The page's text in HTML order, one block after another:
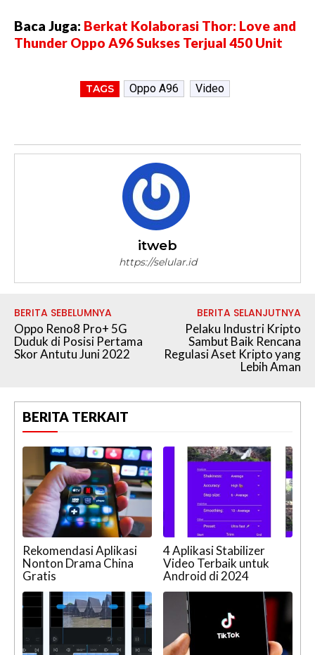
Baca Juga: Berkat Kolaborasi Thor: Love and
Thunder Oppo A96 Sukses Terjual 450 Unit
TAGS Oppo A96 Video
itweb
https://selular.id
BERITA SEBELUMNYA
Oppo Reno8 Pro+ 5G
Duduk di Posisi Pertama
Skor Antutu Juni 2022
BERITA SELANJUTNYA
Pelaku Industri Kripto
Sambut Baik Rencana
Regulasi Aset Kripto yang
Lebih Aman
BERITA TERKAIT
Rekomendasi Aplikasi
Nonton Drama China
Gratis
4 Aplikasi Stabilizer
Video Terbaik untuk
Android di 2024